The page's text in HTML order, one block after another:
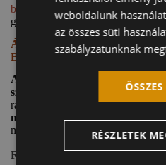
bálavillát
traktorokhoz ajánljuk, de
gépre is gyártjuk.
ÁR-ÉRTÉK ARÁNYBAN
BÁLAVILLA.
A bálavilla
saját gyártmányú
szerint is gyártunk
és
rakodókra szerelhető.A három
megfogható a bála, így nem
megoldások keresése.
RAKODÓ GYORSCSERÉLŐ
weboldalunk
az összes süti
szabályzatunknak
RÉSZLETEK